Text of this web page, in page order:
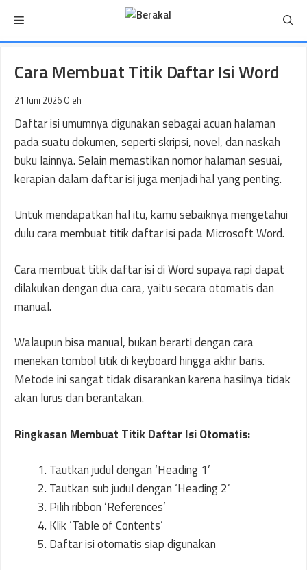
isi
Menu
Cara Membuat Titik Daftar Isi Word
21 Juni 2026 Oleh
Daftar isi umumnya digunakan sebagai acuan halaman
pada suatu dokumen, seperti skripsi, novel, dan naskah
buku lainnya. Selain memastikan nomor halaman sesuai,
kerapian dalam daftar isi juga menjadi hal yang penting.
Untuk mendapatkan hal itu, kamu sebaiknya mengetahui
dulu cara membuat titik daftar isi pada Microsoft Word.
Cara membuat titik daftar isi di Word supaya rapi dapat
dilakukan dengan dua cara, yaitu secara otomatis dan
manual.
Walaupun bisa manual, bukan berarti dengan cara
menekan tombol titik di keyboard hingga akhir baris.
Metode ini sangat tidak disarankan karena hasilnya tidak
akan lurus dan berantakan.
Ringkasan Membuat Titik Daftar Isi Otomatis:
Tautkan judul dengan ‘Heading 1’
Tautkan sub judul dengan ‘Heading 2’
Pilih ribbon ‘References’
Klik ‘Table of Contents’
Daftar isi otomatis siap digunakan